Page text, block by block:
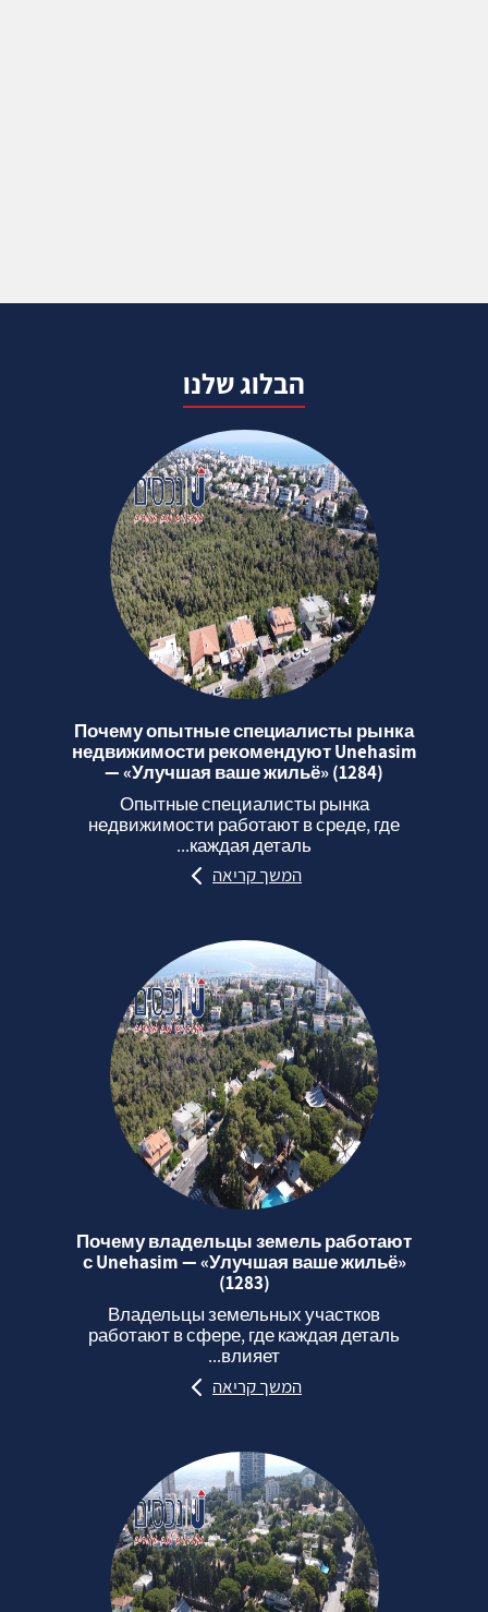
הבלוג שלנו
Почему опытные специалисты рынка
недвижимости рекомендуют Unehasim
— «Улучшая ваше жильё» (1284)
Опытные специалисты рынка
недвижимости работают в среде, где
каждая деталь...
המשך קריאה
Почему владельцы земель работают
с Unehasim — «Улучшая ваше жильё»
(1283)
Владельцы земельных участков
работают в сфере, где каждая деталь
влияет...
המשך קריאה